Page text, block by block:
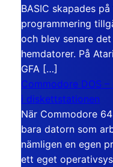
BASIC skapades
programmering
och blev senare
hemdatorer. På
GFA […]
Commodore DOS
i diskettstationen
När Commodore
bara datorn som
nämligen en egen
ett eget